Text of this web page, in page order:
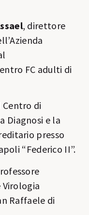
, direttore
FC adulti di
Centro di
Diagnosi e la
presso
“Federico II”.
Raffaele di